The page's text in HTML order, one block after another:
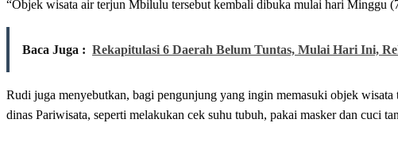
“Objek wisata air terjun Mbilulu tersebut kembali dibuka mulai hari Minggu
Baca Juga : Rekapitulasi 6 Daerah Belum Tuntas, Mulai Hari Ini,
Rudi juga menyebutkan, bagi pengunjung yang ingin memasuki objek
dinas Pariwisata, seperti melakukan cek suhu tubuh, pakai masker dan cuci